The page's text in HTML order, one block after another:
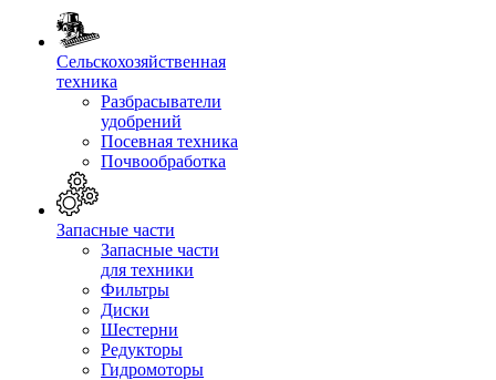
Сельскохозяйственная
техника
Разбрасыватели
удобрений
Посевная техника
Почвообработка
Запасные части
Запасные части
для техники
Фильтры
Диски
Шестерни
Редукторы
Гидромоторы